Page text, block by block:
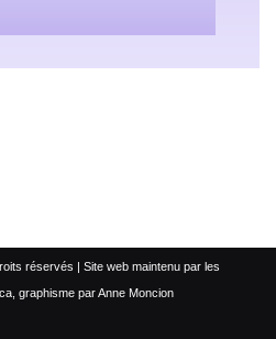
réservés | Site web maintenu par les
graphisme par Anne Moncion